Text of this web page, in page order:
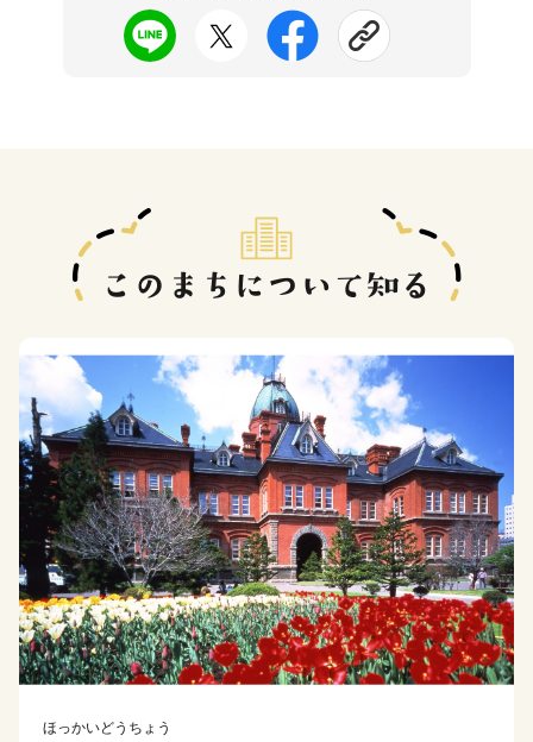
ほっかいどうちょう